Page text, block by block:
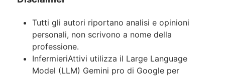
Tutti gli autori riportano analisi e opinioni
personali, non scrivono a nome della
professione.
InfermieriAttivi utilizza il Large Language
Model (LLM) Gemini pro di Google per